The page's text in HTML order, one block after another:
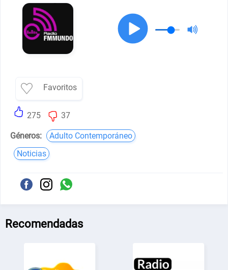
Favoritos
275 37
Géneros:
Adulto Contemporáneo
Noticias
Recomendadas